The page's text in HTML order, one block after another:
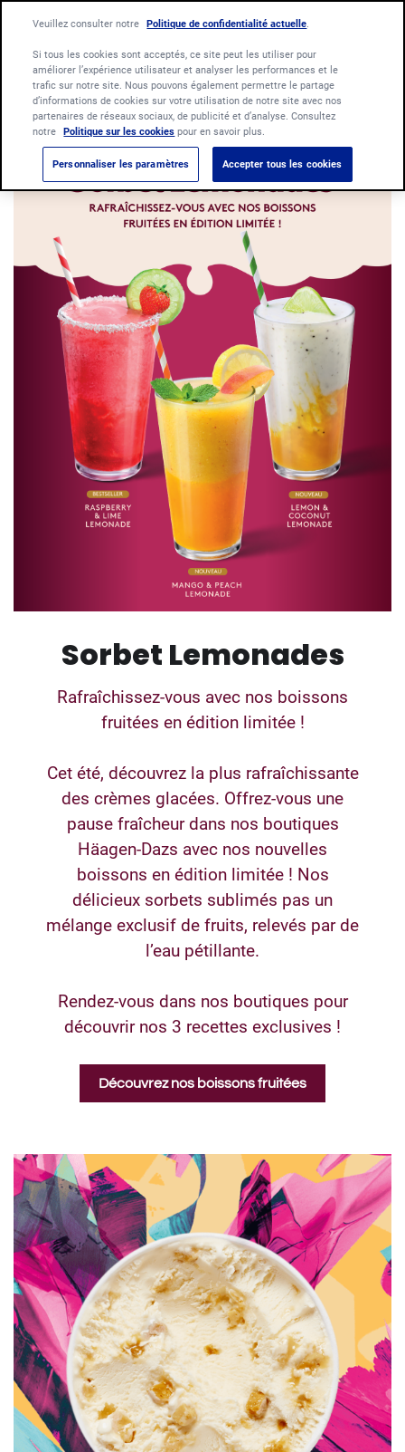
Language: Français Nederlands
Sorbet Lemonades
Rafraîchissez-vous avec nos boissons
fruitées en édition limitée !
Cet été, découvrez la plus rafraîchissante
des crèmes glacées. Offrez-vous une
pause fraîcheur dans nos boutiques
Häagen-Dazs avec nos nouvelles
boissons en édition limitée ! Nos
délicieux sorbets sublimés pas un
mélange exclusif de fruits, relevés par de
l’eau pétillante.
Rendez-vous dans nos boutiques pour
découvrir nos 3 recettes exclusives !
Découvrez nos boissons fruitées
Veuillez consulter notre Politique de confidentialité actuelle
Si tous les cookies sont acceptés, ce site peut les utiliser pour
améliorer l’expérience utilisateur et analyser les performances et le
trafic sur notre site. Nous pouvons également permettre le partage
d’informations de cookies sur votre utilisation de notre site avec nos
partenaires de réseaux sociaux, de publicité et d’analyse. Consultez
notre
Politique sur les cookies pour en savoir plus.
Personnaliser les paramètres Accepter tous les cookies